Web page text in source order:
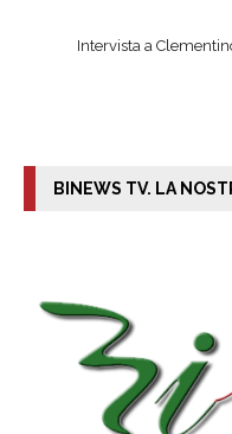
Intervista a
BINEWS TV. LA